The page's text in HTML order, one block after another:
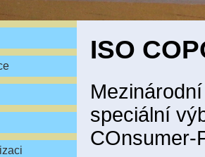
ISO
speciální
COnsumer-